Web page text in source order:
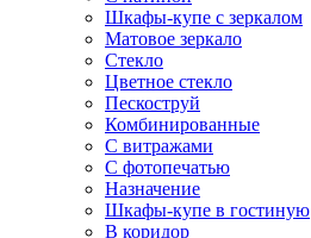
Шкафы-купе с зеркалом
Матовое зеркало
Стекло
Цветное стекло
Пескоструй
Комбинированные
С витражами
С фотопечатью
Назначение
Шкафы-купе в гостиную
В коридор